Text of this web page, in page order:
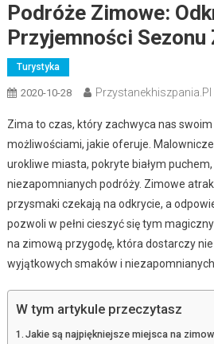
Podróże Zimowe:
Przyjemności Sezonu
Turystyka
2020-10-28 Przystanekhiszpania.pl
Zima to czas, który zachwyca nas
możliwościami, jakie oferuje.
urokliwe miasta, pokryte białym
niezapomnianych podróży. Zimowe
przysmaki czekają na odkrycie, a
pozwoli w pełni cieszyć się tym
na zimową przygodę, która dostarczy
wyjątkowych smaków i
W tym artykule przeczytasz
Jakie są najpiękniejsze miejsca na